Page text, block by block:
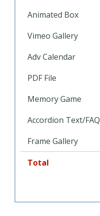
Animated Box
Vimeo Gallery
Adv Calendar
PDF File
Memory Game
Accordion Text/FAQ
Frame Gallery
Total